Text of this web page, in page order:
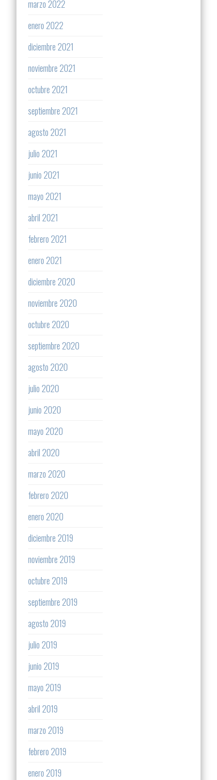
marzo 2022
enero 2022
diciembre 2021
noviembre 2021
octubre 2021
septiembre 2021
agosto 2021
julio 2021
junio 2021
mayo 2021
abril 2021
febrero 2021
enero 2021
diciembre 2020
noviembre 2020
octubre 2020
septiembre 2020
agosto 2020
julio 2020
junio 2020
mayo 2020
abril 2020
marzo 2020
febrero 2020
enero 2020
diciembre 2019
noviembre 2019
octubre 2019
septiembre 2019
agosto 2019
julio 2019
junio 2019
mayo 2019
abril 2019
marzo 2019
febrero 2019
enero 2019